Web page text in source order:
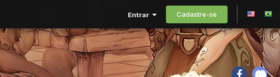
Entrar Cadastre-se